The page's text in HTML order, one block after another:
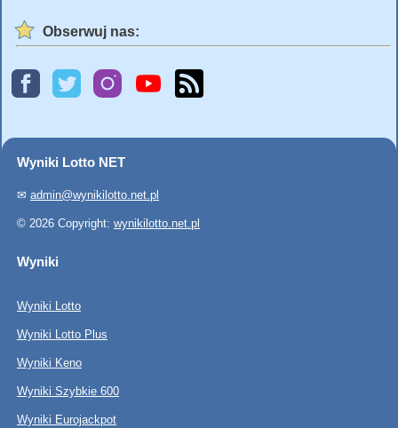
Obserwuj nas:
Wyniki Lotto NET
✉ admin@wynikilotto.net.pl
© 2026 Copyright: wynikilotto.net.pl
Wyniki
Wyniki Lotto
Wyniki Lotto Plus
Wyniki Keno
Wyniki Szybkie 600
Wyniki Eurojackpot